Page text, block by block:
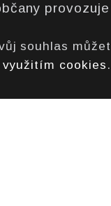
souhlas
cookies .